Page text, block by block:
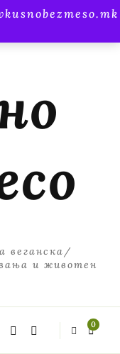
веганска/
и животен
0